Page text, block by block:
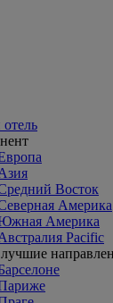
Восток
Америка
Америка
Pacific